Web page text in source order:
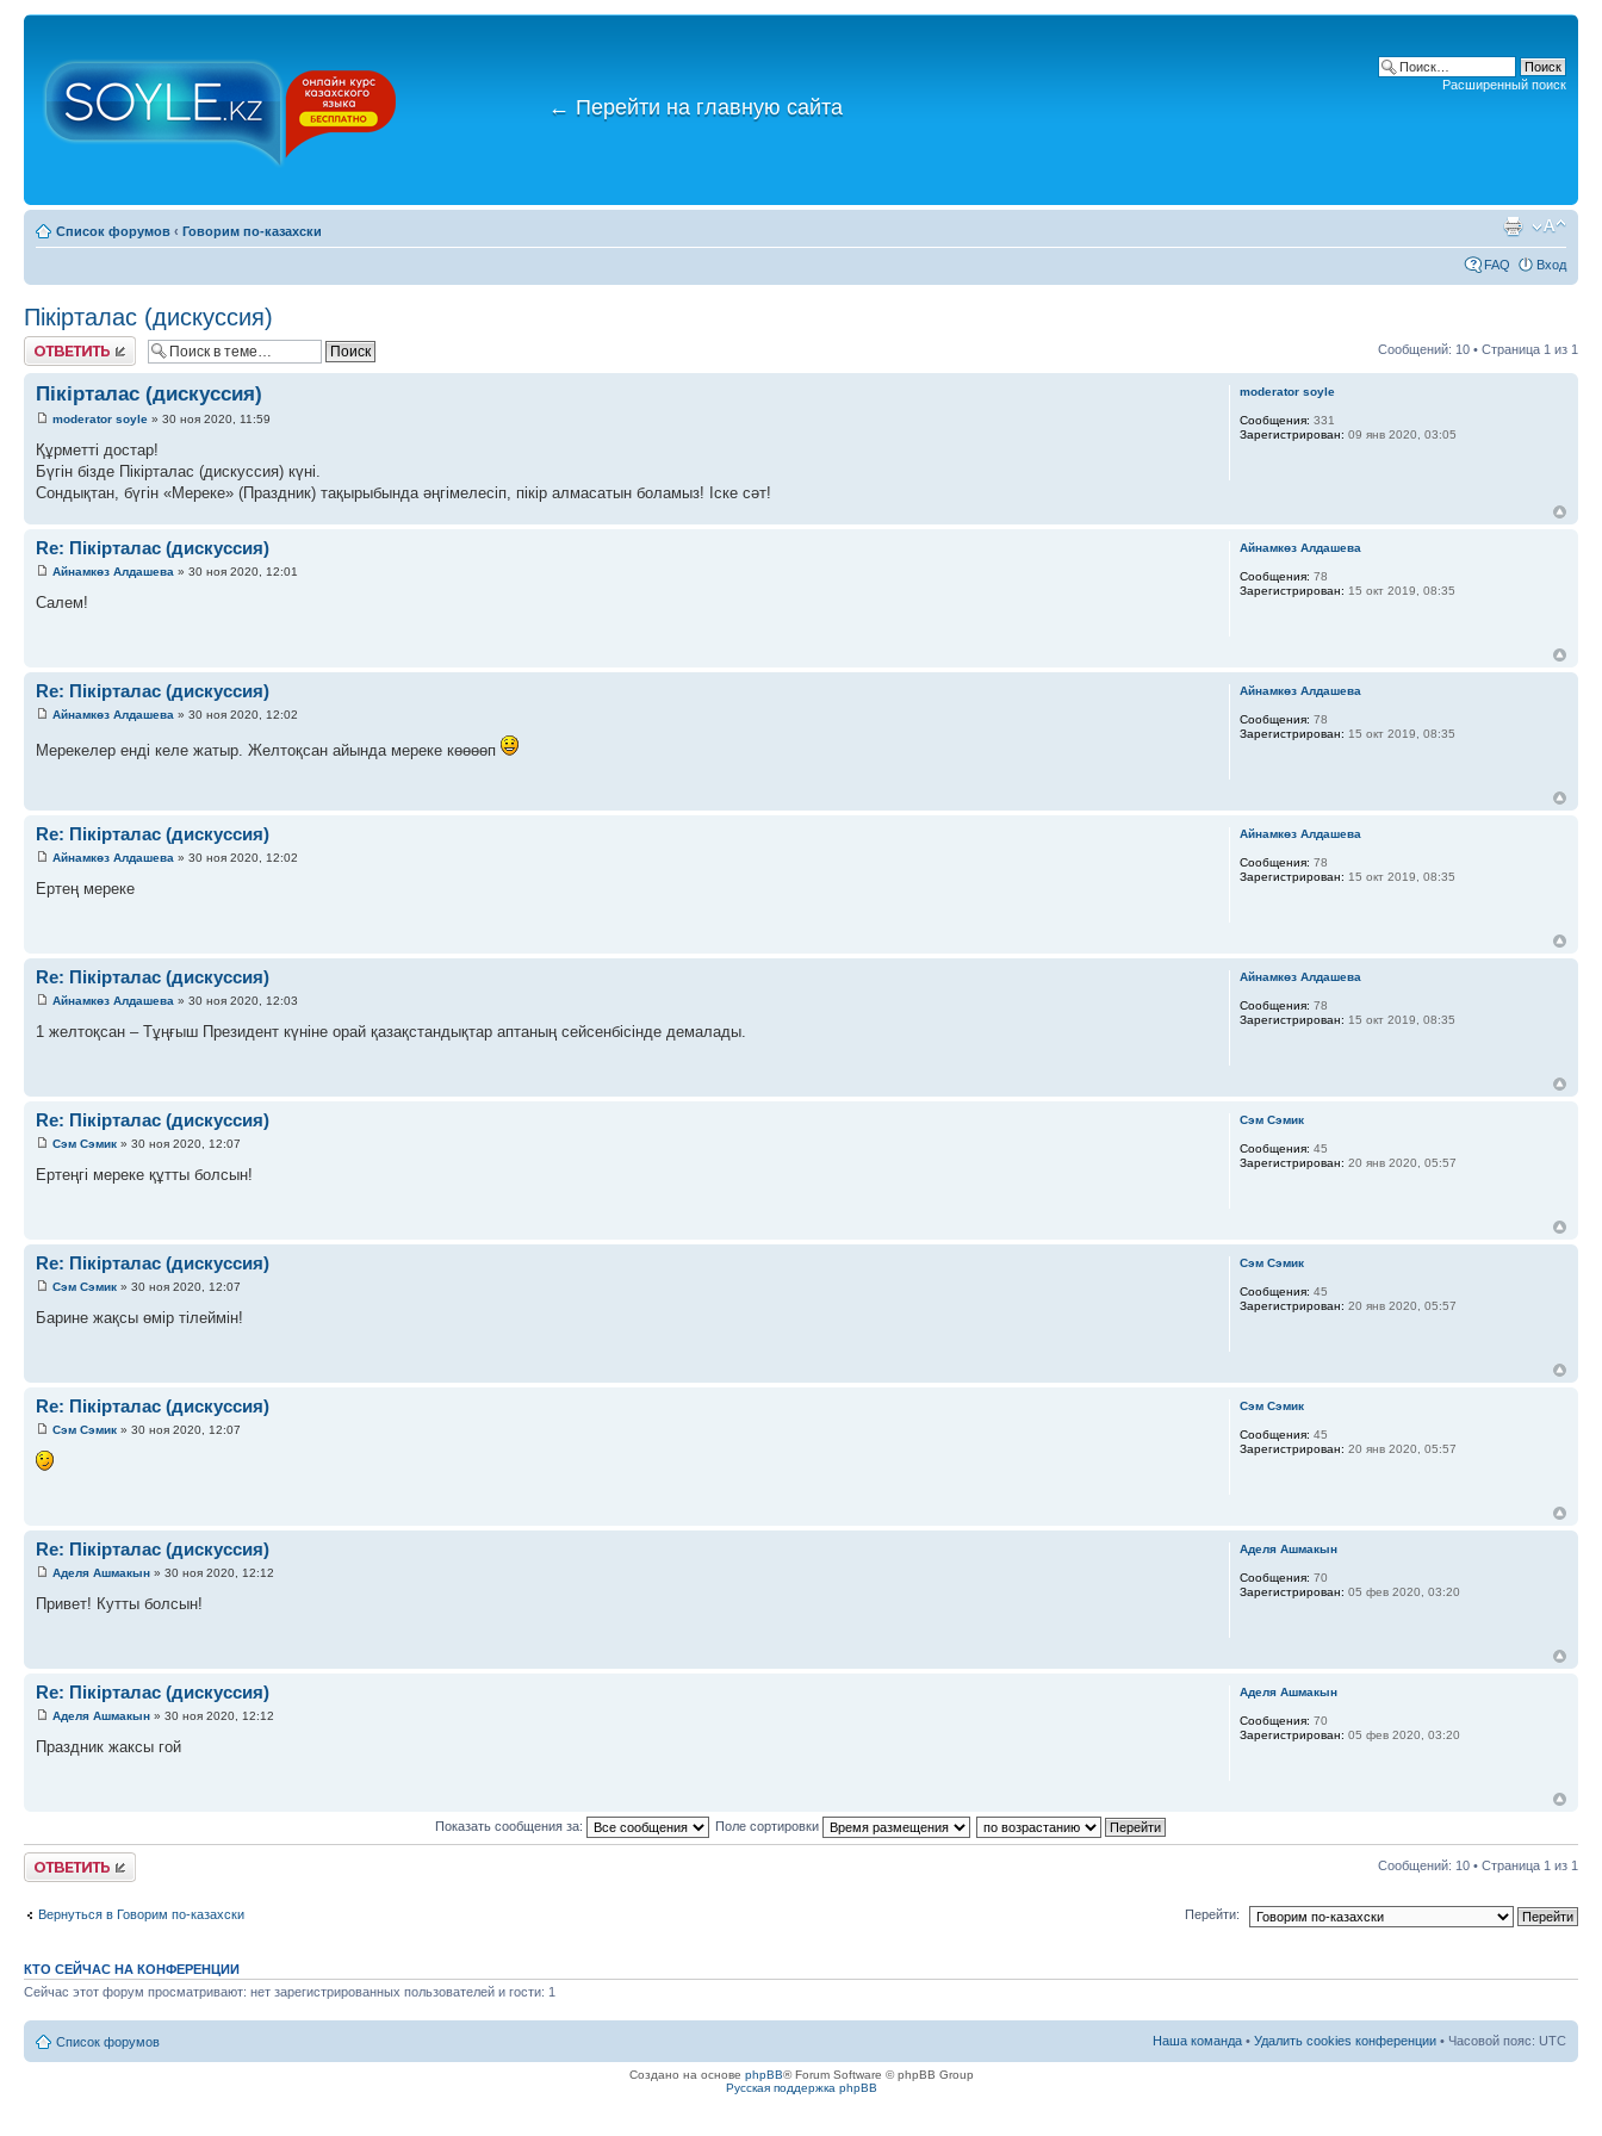
← Перейти на главную сайта
Расширенный поиск
Список форумов ‹ Говорим по-казахски
FAQ Вход
Пікірталас (дискуссия)
Ответить Сообщений: 10 • Страница 1 из 1
Пікірталас (дискуссия)
moderator soyle » 30 ноя 2020, 11:59
Құрметті достар!
Бүгін бізде Пікірталас (дискуссия) күні.
Сондықтан, бүгін «Мереке» (Праздник) тақырыбында әңгімелесіп, пікір алмасатын боламыз! Іске сәт!
moderator soyle
Сообщения: 331
Зарегистрирован: 09 янв 2020, 03:05
Re: Пікірталас (дискуссия)
Айнамкөз Алдашева » 30 ноя 2020, 12:01
Салем!
Айнамкөз Алдашева
Сообщения: 78
Зарегистрирован: 15 окт 2019, 08:35
Re: Пікірталас (дискуссия)
Айнамкөз Алдашева » 30 ноя 2020, 12:02
Мерекелер енді келе жатыр. Желтоқсан айында мереке көөөөп
Айнамкөз Алдашева
Сообщения: 78
Зарегистрирован: 15 окт 2019, 08:35
Re: Пікірталас (дискуссия)
Айнамкөз Алдашева » 30 ноя 2020, 12:02
Ертең мереке
Айнамкөз Алдашева
Сообщения: 78
Зарегистрирован: 15 окт 2019, 08:35
Re: Пікірталас (дискуссия)
Айнамкөз Алдашева » 30 ноя 2020, 12:03
1 желтоқсан – Тұңғыш Президент күніне орай қазақстандықтар аптаның сейсенбісінде демалады.
Айнамкөз Алдашева
Сообщения: 78
Зарегистрирован: 15 окт 2019, 08:35
Re: Пікірталас (дискуссия)
Сэм Сэмик » 30 ноя 2020, 12:07
Ертеңгі мереке құтты болсын!
Сэм Сэмик
Сообщения: 45
Зарегистрирован: 20 янв 2020, 05:57
Re: Пікірталас (дискуссия)
Сэм Сэмик » 30 ноя 2020, 12:07
Барине жақсы өмір тілеймін!
Сэм Сэмик
Сообщения: 45
Зарегистрирован: 20 янв 2020, 05:57
Re: Пікірталас (дискуссия)
Сэм Сэмик » 30 ноя 2020, 12:07
Сэм Сэмик
Сообщения: 45
Зарегистрирован: 20 янв 2020, 05:57
Re: Пікірталас (дискуссия)
Аделя Ашмакын » 30 ноя 2020, 12:12
Привет! Кутты болсын!
Аделя Ашмакын
Сообщения: 70
Зарегистрирован: 05 фев 2020, 03:20
Re: Пікірталас (дискуссия)
Аделя Ашмакын » 30 ноя 2020, 12:12
Праздник жаксы гой
Аделя Ашмакын
Сообщения: 70
Зарегистрирован: 05 фев 2020, 03:20
Показать сообщения за: Поле сортировки
Ответить Сообщений: 10 • Страница 1 из 1
Вернуться в Говорим по-казахски Перейти:
КТО СЕЙЧАС НА КОНФЕРЕНЦИИ
Сейчас этот форум просматривают: нет зарегистрированных пользователей и гости: 1
Список форумов Наша команда • Удалить cookies конференции • Часовой пояс: UTC
Создано на основе phpBB® Forum Software © phpBB Group
Русская поддержка phpBB